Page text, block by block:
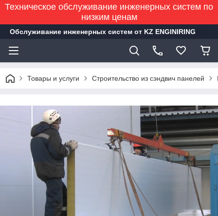
Техническое обслуживание инженерных систем по
низким ценам
Обслуживание инженерных систем от KZ ENGINIRING
Товары и услуги Строительство из сэндвич панелей